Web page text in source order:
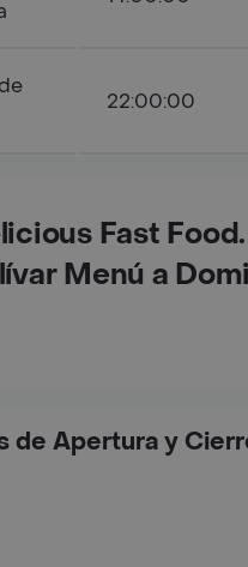
22:00:00
Fast
Menú a
de Apertura y